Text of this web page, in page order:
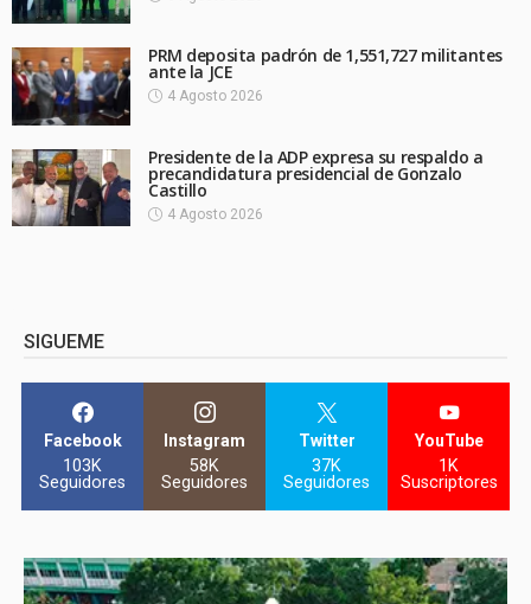
PRM deposita padrón de 1,551,727 militantes
ante la JCE
4 Agosto 2026
Presidente de la ADP expresa su respaldo a
precandidatura presidencial de Gonzalo
Castillo
4 Agosto 2026
SIGUEME
Facebook
103K
Seguidores
Instagram
58K
Seguidores
Twitter
37K
Seguidores
YouTube
1K
Suscriptores